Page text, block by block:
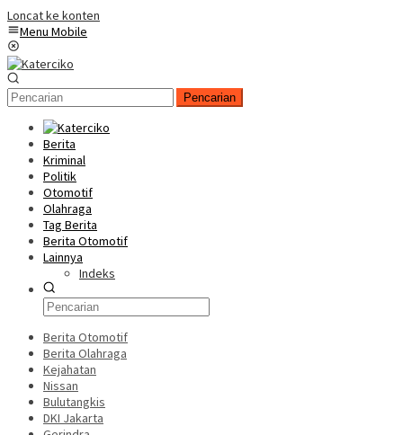
Loncat ke konten
Menu Mobile
Pencarian
Berita
Kriminal
Politik
Otomotif
Olahraga
Tag Berita
Berita Otomotif
Lainnya
Indeks
Berita Otomotif
Berita Olahraga
Kejahatan
Nissan
Bulutangkis
DKI Jakarta